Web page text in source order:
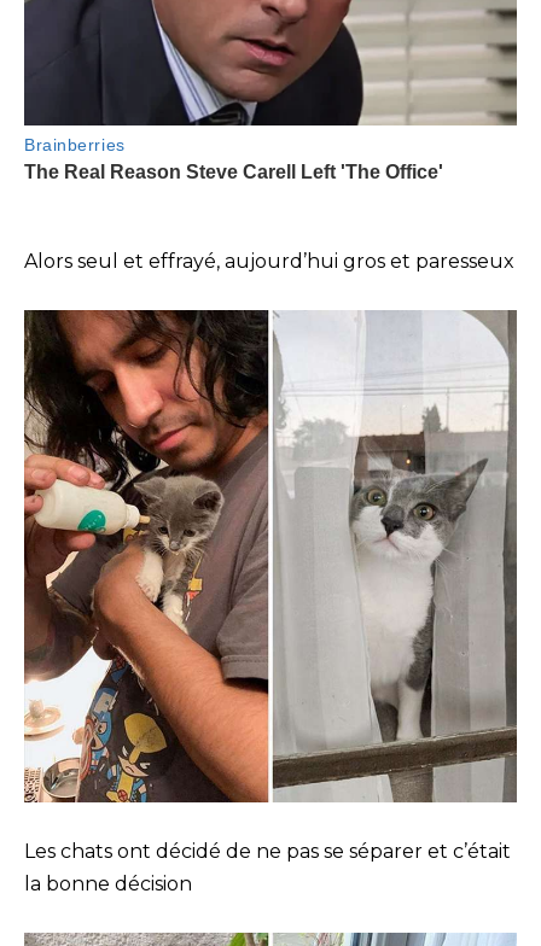
Alors seul et effrayé, aujourd’hui gros et paresseux
Les chats ont décidé de ne pas se séparer et c’était
la bonne décision